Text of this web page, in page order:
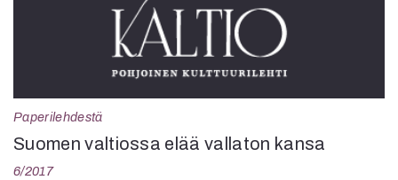
Paperilehdestä
Suomen valtiossa elää vallaton kansa
6/2017